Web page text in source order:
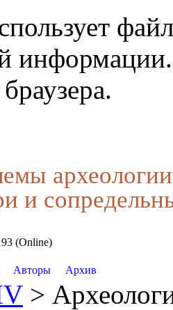
и
(Online)
Авторы Архив
>